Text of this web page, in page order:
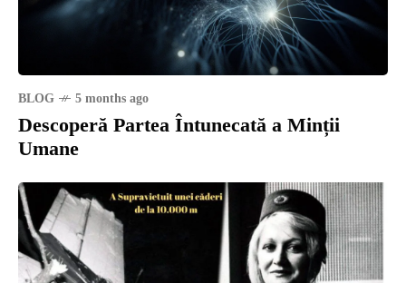
BLOG 5 months ago
Descoperă Partea Întunecată a Minții
Umane